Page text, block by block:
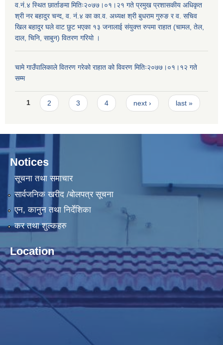
व.नं.४ स्थित छार्ताङमा मितिः२०७७।०१।२१ गते प्रमुख प्रशासकीय अधिकृत
श्री नर बहादुर चन्द, व. नं.४ का का.व. अध्यक्ष श्री बुधराम गुरुङ र व. सचिव
खिल बहादुर घले वाट छुट भएका १३ जनालाई संयुक्त्त रुपमा राहात (चामल, तेल,
दाल, चिनि, साबुन) वितरण गरियो ।
चामे गाउँपालिकाले वितरण गरेको राहात को विवरण मितिः२०७७।०१।१२ गते
सम्म
Pages
1 2 3 4 next › last »
Notices
सूचना तथा समाचार
सार्वजनिक खरीद /बोलपत्र सूचना
एन, कानुन तथा निर्देशिका
कर तथा शुल्कहरु
Location